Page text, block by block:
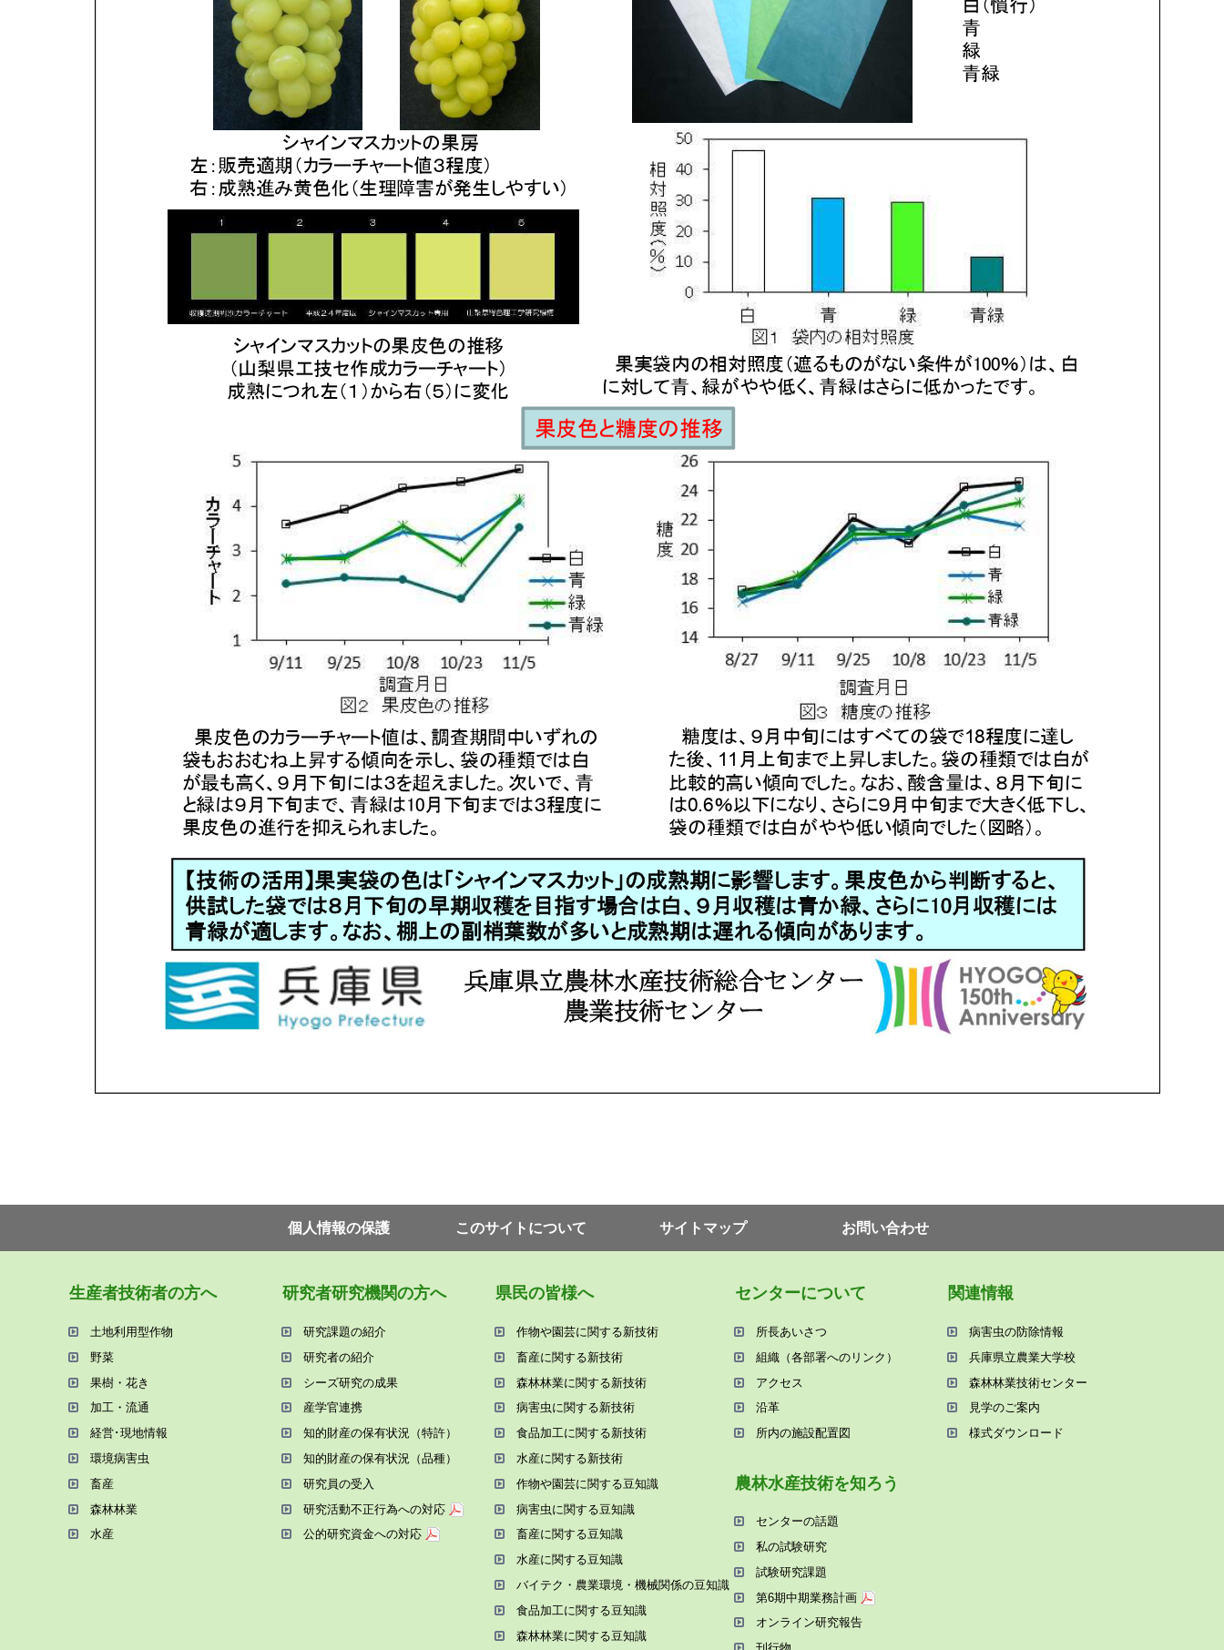
個⼈情報の保護 このサイトについて サイトマップ お問い合わせ
⽣産者技術者の⽅へ
⼟地利⽤型作物
野菜
果樹・花き
加⼯・流通
経営･現地情報
環境病害⾍
畜産
森林林業
⽔産
研究者研究機関の⽅へ
研究課題の紹介
研究者の紹介
シーズ研究の成果
産学官連携
知的財産の保有状況（特許）
知的財産の保有状況（品種）
研究員の受⼊
研究活動不正⾏為への対応
公的研究資金への対応
県⺠の皆様へ
作物や園芸に関する新技術
畜産に関する新技術
森林林業に関する新技術
病害⾍に関する新技術
⾷品加⼯に関する新技術
⽔産に関する新技術
作物や園芸に関する⾖知識
病害⾍に関する⾖知識
畜産に関する⾖知識
⽔産に関する⾖知識
バイテク・農業環境・機械関係の⾖知識
⾷品加⼯に関する⾖知識
森林林業に関する⾖知識
センターについて
所⻑あいさつ
組織（各部署へのリンク）
アクセス
沿⾰
所内の施設配置図
農林⽔産技術を知ろう
センターの話題
私の試験研究
試験研究課題
第6期中期業務計画
オンライン研究報告
関連情報
病害⾍の防除情報
兵庫県⽴農業⼤学校
森林林業技術センター
⾒学のご案内
様式ダウンロード